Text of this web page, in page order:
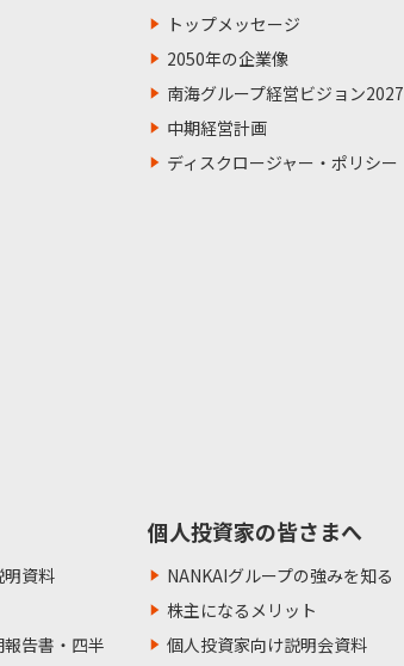
トップメッセージ
2050年の企業像
南海グループ経営ビジョン2027
中期経営計画
ディスクロージャー・ポリシー
資料
告書・四半
個人投資家の皆さまへ
NANKAIグループの強みを知る
株主になるメリット
個人投資家向け説明会資料